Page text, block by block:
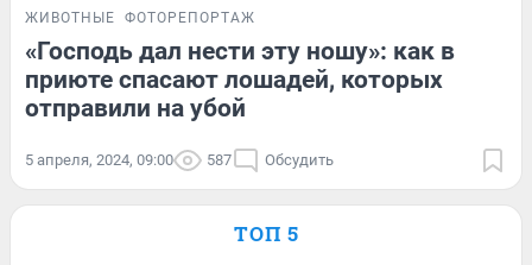
ЖИВОТНЫЕ ФОТОРЕПОРТАЖ
«Господь дал нести эту ношу»: как в
приюте спасают лошадей, которых
отправили на убой
5 апреля, 2024, 09:00 587 Обсудить
ТОП 5